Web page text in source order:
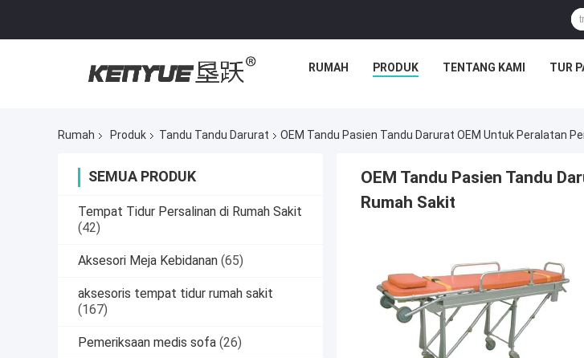
RUMAH PRODUK TENTANG KAMI TUR
Rumah Produk Tandu Tandu Darurat OEM Tandu Pasien Tandu Darurat OEM Untuk Peralatan
SEMUA PRODUK
Tempat Tidur Persalinan di Rumah Sakit
(42)
Aksesori Meja Kebidanan (65)
aksesoris tempat tidur rumah sakit
(167)
Pemeriksaan medis sofa (26)
OEM Tandu Pasien Tandu
Rumah Sakit